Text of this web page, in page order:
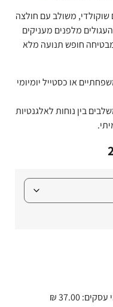
שוקולדי, משולב עם חולצה
מלפנים מעניקים
חופש תנועה מלא
או כסטייל יומיומי
בין נוחות לאלגנטיות